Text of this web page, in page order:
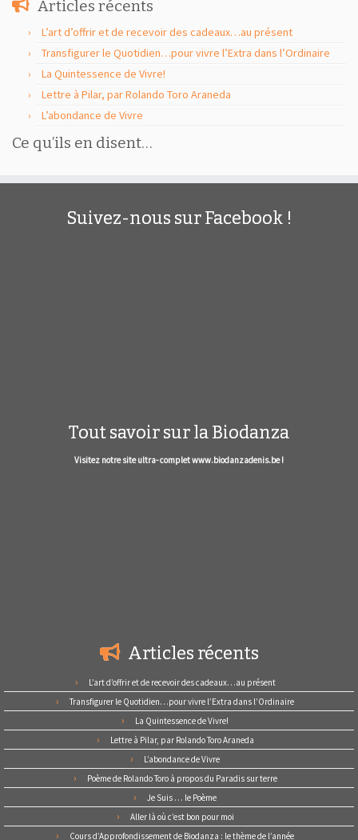
Articles récents
L’art d’offrir et de recevoir des cadeaux…au présent
Transfigurer le Quotidien…pour vivre l’Extra dans l’Ordinaire
La Quintessence de Vivre!
Lettre à Pilar, par Rolando Toro Araneda
L’abondance de Vivre
Ce qu’ils en disent…
Suivez-nous sur Facebook !
Tout savoir sur la Biodanza
Visitez notre site ultra- complet www.biodanzadenis.be !
Articles récents
L’art d’offrir et de recevoir des cadeaux…au présent
Transfigurer le Quotidien…pour vivre l’Extra dans l’Ordinaire
La Quintessence de Vivre!
Lettre à Pilar, par Rolando Toro Araneda
L’abondance de Vivre
Poème de Rolando Toro à propos du Paradis sur terre
Je Suis … le Poème
Aller là où c’est bon pour moi
Cours d’Approfondissement de Biodanza : le thème de l’année